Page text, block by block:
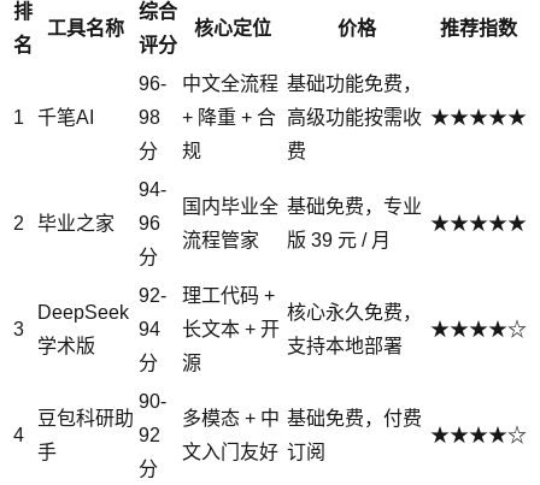
排
名
工具名称
综合
评分
核心定位 价格 推荐指数
1 千笔AI
96-
98
分
中文全流程
+ 降重 + 合
规
基础功能免费，
高级功能按需收
费
★★★★★
2 毕业之家
94-
96
分
国内毕业全
流程管家
基础免费，专业
版 39 元 / 月
★★★★★
3
DeepSeek
学术版
92-
94
分
理工代码 +
长文本 + 开
源
核心永久免费，
支持本地部署
★★★★☆
4
豆包科研助
手
90-
92
分
多模态 + 中
文入门友好
基础免费，付费
订阅
★★★★☆